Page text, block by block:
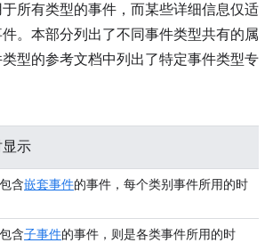
所有类型的事件，而某些详细信息仅适
。本部分列出了不同事件类型共有的属
型的参考文档中列出了特定事件类型专
示
含嵌套事件的事件，每个类别事件所用的时
含子事件的事件，则是各类事件所用的时